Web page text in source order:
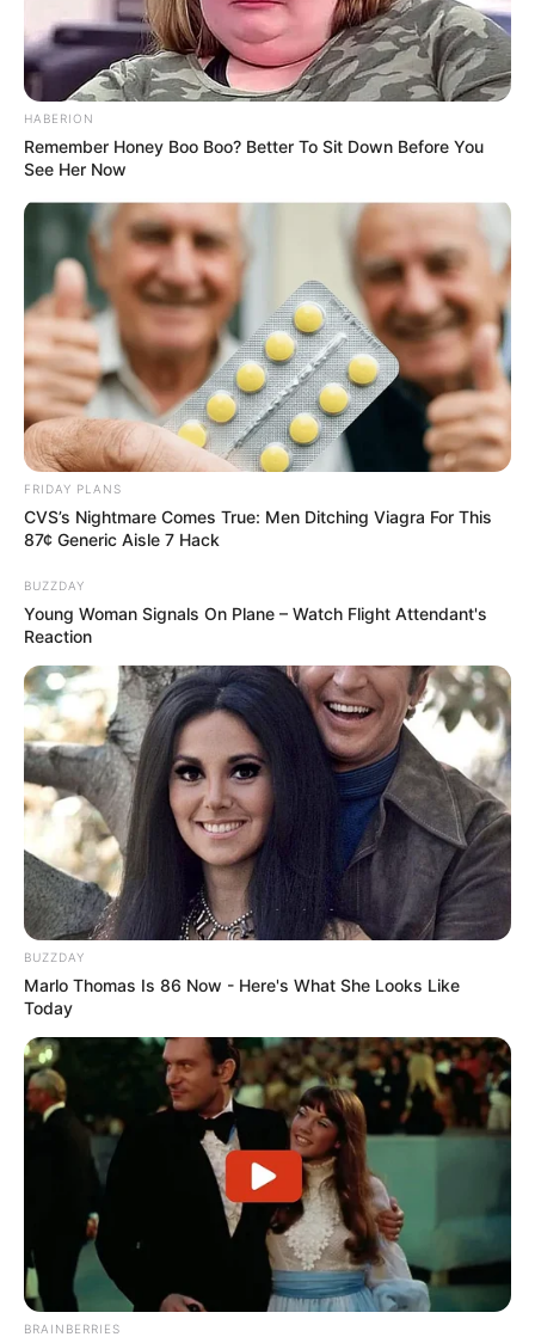
Wäre es nicht besser, wenn sich die Präsidenten und
Generäle mit Knüppeln gegenseitig erschlagen würden,
statt mit ihren Herdenarmeen so viele andere Menschen
zu ermorden?
weitere Kalauer
Quermania folgen: Impressum & Kontakt
Smartphone Startseite
Suchen:
Auf einigen Seiten dieses Projektes sind Affiliate-
Angebote integriert. Wenn etwas darüber gebucht oder
gekauft wird, ist das eine Unterstützung, ohne dass sich
dadurch der Preis ändert.
HABERION
Remember Honey Boo Boo? Better To Sit Down Before You
See Her Now
FRIDAY PLANS
CVS’s Nightmare Comes True: Men Ditching Viagra For This
87¢ Generic Aisle 7 Hack
BUZZDAY
Young Woman Signals On Plane – Watch Flight Attendant's
Reaction
BUZZDAY
Marlo Thomas Is 86 Now - Here's What She Looks Like
Today
BRAINBERRIES